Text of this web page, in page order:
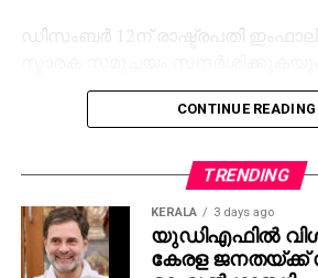
ഡിസംബർ 12ന് രാഷ്ട്രപതി
വനിതാ യോദ്ധാക്കൾക്ക്
അർപ്പിക്കുകയും ചെയ്യും. പിന്നീട്
രണ്ടു വർഷത്തിലധികമായി
മെയ്തി, കുക്കി വിഭാഗങ്ങൾ
260ഓളം പേർക്കാണ് ജീവൻ
പേർ പാലായനം ചെയ്തു.
CONTINUE READING
TRENDING
KERALA 3 days ago
യുഡിഎഫില്‍
കേരള ജനതയ്ക്ക്